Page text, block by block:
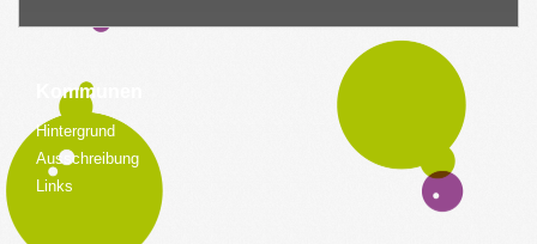
Kommunen
Hintergrund
Ausschreibung
Links